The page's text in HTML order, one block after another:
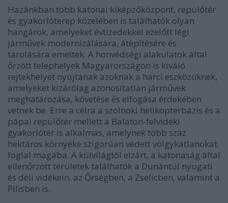
Hazánkban több katonai kiképzőközpont, repülőtér
és gyakorlóterep közelében is találhatók olyan
hangárok, amelyeket évtizedekkel ezelőtt légi
járművek modernizálására, átépítésére és
tárolására emeltek. A honvédségi alakulatok által
őrzött telephelyek Magyarországon is kiváló
rejtekhelyet nyújtanak azoknak a harci eszközöknek,
amelyeket kizárólag azonosítatlan járművek
meghatározása, követése és elfogása érdekében
vetnek be. Erre a célra a szolnoki helikopterbázis és a
pápai repülőtér mellett a Balaton-felvidéki
gyakorlótér is alkalmas, amelynek több száz
hektáros környéke szigorúan védett völgykatlanokat
foglal magába. A külvilágtól elzárt, a katonaság által
ellenőrzött területek találhatók a Dunántúl nyugati
és déli vidékein, az Őrségben, a Zselicben, valamint a
Pilisben is.